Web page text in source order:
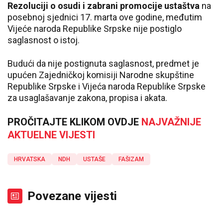
Rezoluciji o osudi i zabrani promocije ustaštva na
posebnoj sjednici 17. marta ove godine, međutim
Vijeće naroda Republike Srpske nije postiglo
saglasnost o istoj.
Budući da nije postignuta saglasnost, predmet je
upućen Zajedničkoj komisiji Narodne skupštine
Republike Srpske i Vijeća naroda Republike Srpske
za usaglašavanje zakona, propisa i akata.
PROČITAJTE KLIKOM OVDJE NAJVAŽNIJE
AKTUELNE VIJESTI
HRVATSKA NDH USTAŠE FAŠIZAM
Povezane vijesti